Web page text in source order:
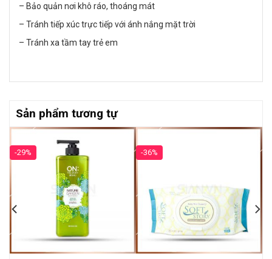
– Bảo quản nơi khô ráo, thoáng mát
– Tránh tiếp xúc trực tiếp với ánh nắng mặt trời
– Tránh xa tầm tay trẻ em
Sản phẩm tương tự
-29% -36%